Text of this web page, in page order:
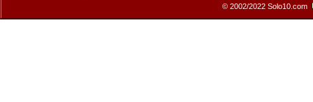
© 2002/2022 Solo10.com